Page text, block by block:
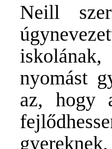
Neill
nyomást
az, hogy